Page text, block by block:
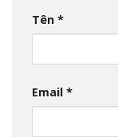
Tên *
Email *